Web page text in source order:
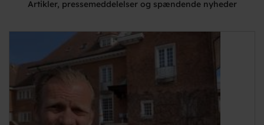
Artikler, pressemeddelelser og spændende nyheder